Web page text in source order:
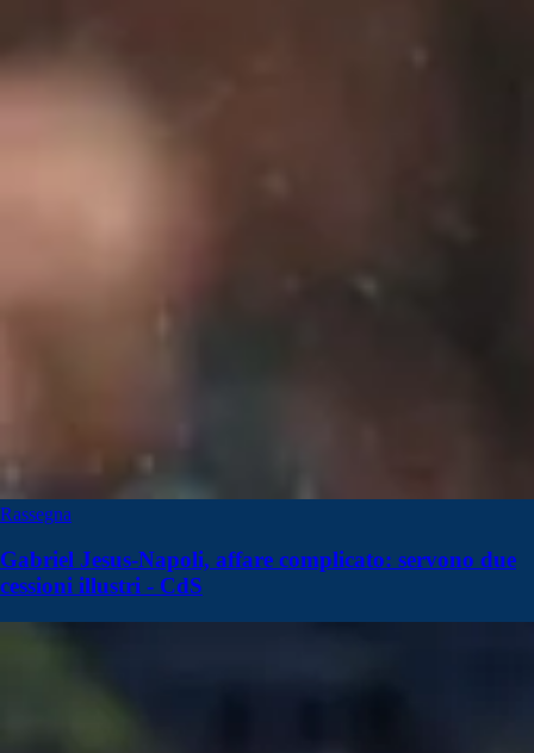
Rassegna
Gabriel Jesus-Napoli, affare complicato: servono due
cessioni illustri - CdS